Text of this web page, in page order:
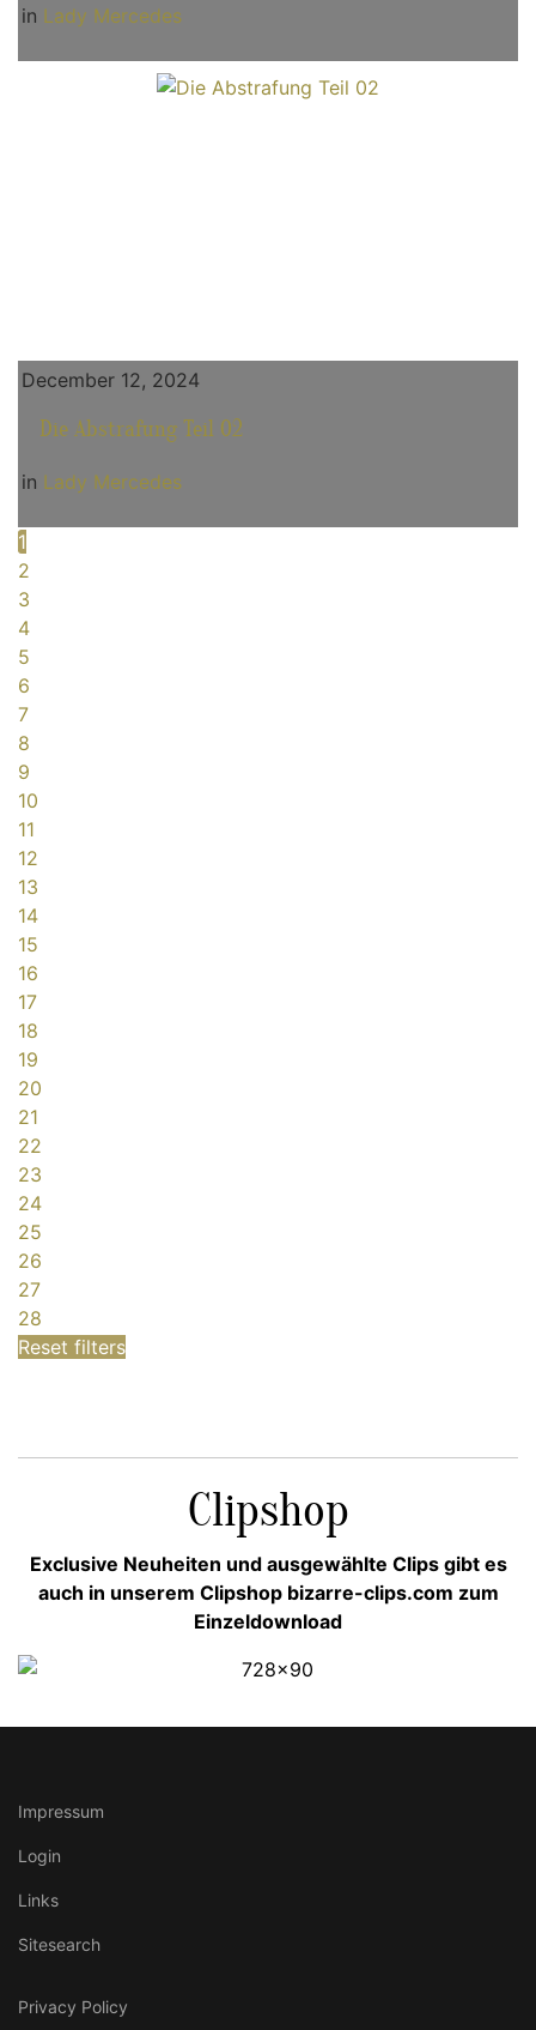
in Lady Mercedes
December 12, 2024
Die Abstrafung Teil 02
in Lady Mercedes
1
2
3
4
5
6
7
8
9
10
11
12
13
14
15
16
17
18
19
20
21
22
23
24
25
26
27
28
Reset filters
Clipshop
Exclusive Neuheiten und ausgewählte Clips gibt es
auch in unserem Clipshop bizarre-clips.com zum
Einzeldownload
Impressum
Login
Links
Sitesearch
Privacy Policy